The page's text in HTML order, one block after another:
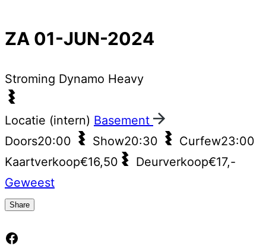
ZA 01-JUN-2024
Stroming Dynamo Heavy
Locatie (intern) Basement
Doors20:00 Show20:30 Curfew23:00
Kaartverkoop€16,50 Deurverkoop€17,-
Geweest
Share